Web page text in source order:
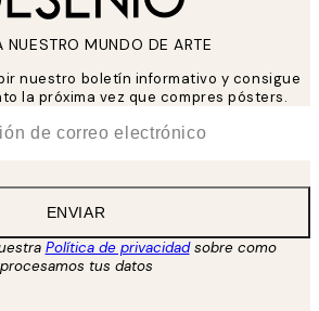
NUESTRO MUNDO DE ARTE
nuestro boletín informativo y consigue
la próxima vez que compres pósters.
ENVIAR
Política de privacidadsobre como
procesamos tus datos